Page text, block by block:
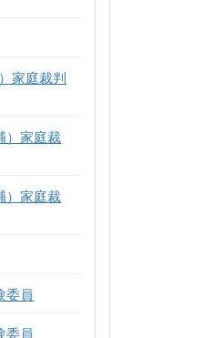
家庭裁判
）家庭裁
）家庭裁
委員
委員